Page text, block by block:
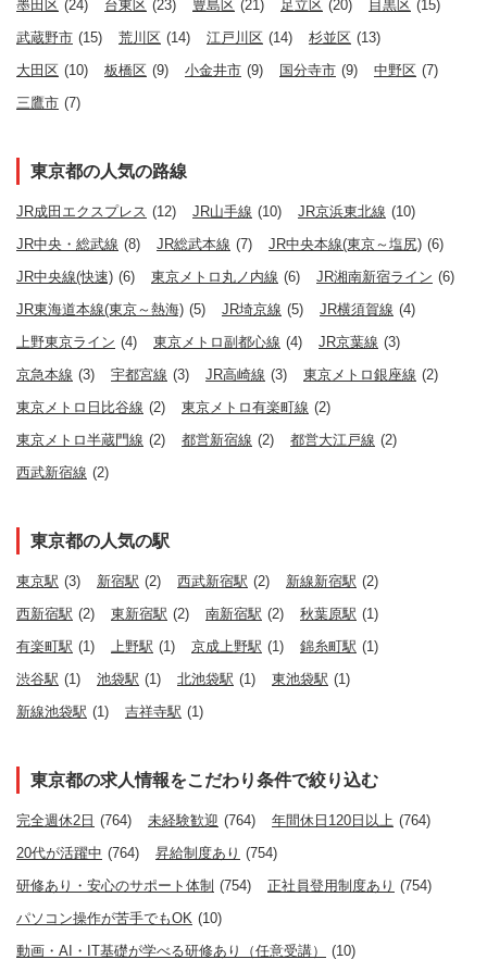
墨田区 (24) 台東区 (23) 豊島区 (21) 足立区 (20) 目黒区 (15)
武蔵野市 (15) 荒川区 (14) 江戸川区 (14) 杉並区 (13)
大田区 (10) 板橋区 (9) 小金井市 (9) 国分寺市 (9) 中野区 (7)
三鷹市 (7)
東京都の人気の路線
JR成田エクスプレス (12) JR山手線 (10) JR京浜東北線 (10)
JR中央・総武線 (8) JR総武本線 (7) JR中央本線(東京～塩尻) (6)
JR中央線(快速) (6) 東京メトロ丸ノ内線 (6) JR湘南新宿ライン (6)
JR東海道本線(東京～熱海) (5) JR埼京線 (5) JR横須賀線 (4)
上野東京ライン (4) 東京メトロ副都心線 (4) JR京葉線 (3)
京急本線 (3) 宇都宮線 (3) JR高崎線 (3) 東京メトロ銀座線 (2)
東京メトロ日比谷線 (2) 東京メトロ有楽町線 (2)
東京メトロ半蔵門線 (2) 都営新宿線 (2) 都営大江戸線 (2)
西武新宿線 (2)
東京都の人気の駅
東京駅 (3) 新宿駅 (2) 西武新宿駅 (2) 新線新宿駅 (2)
西新宿駅 (2) 東新宿駅 (2) 南新宿駅 (2) 秋葉原駅 (1)
有楽町駅 (1) 上野駅 (1) 京成上野駅 (1) 錦糸町駅 (1)
渋谷駅 (1) 池袋駅 (1) 北池袋駅 (1) 東池袋駅 (1)
新線池袋駅 (1) 吉祥寺駅 (1)
東京都の求人情報をこだわり条件で絞り込む
完全週休2日 (764) 未経験歓迎 (764) 年間休日120日以上 (764)
20代が活躍中 (764) 昇給制度あり (754)
研修あり・安心のサポート体制 (754) 正社員登用制度あり (754)
パソコン操作が苦手でもOK (10)
動画・AI・IT基礎が学べる研修あり（任意受講）
(10)